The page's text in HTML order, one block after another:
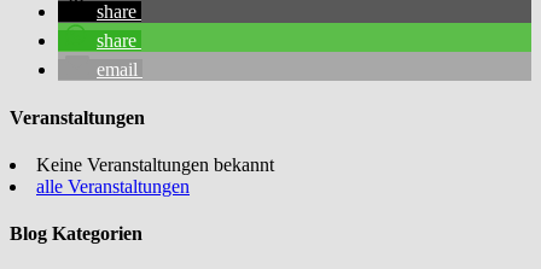
share
share
email
Veranstaltungen
Keine Veranstaltungen bekannt
alle Veranstaltungen
Blog Kategorien